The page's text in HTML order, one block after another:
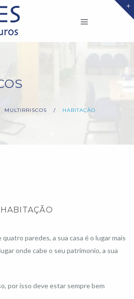
MULTIRRISCOS / HABITAÇÃO
paredes, a sua casa é o lugar mais
onde cabe o seu patrimonio, a sua
por isso deve estar sempre bem